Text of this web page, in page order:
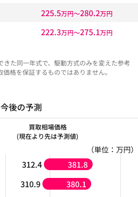
225.5万円〜280.2万円
222.3万円〜275.1万円
た同一年式で、駆動方式のみを変えた参考
格を保証するものではありません。
後の予測
買取相場価格
(現在より先は予測値)
（単位：万円）
312.4 381.8
310.9 380.1